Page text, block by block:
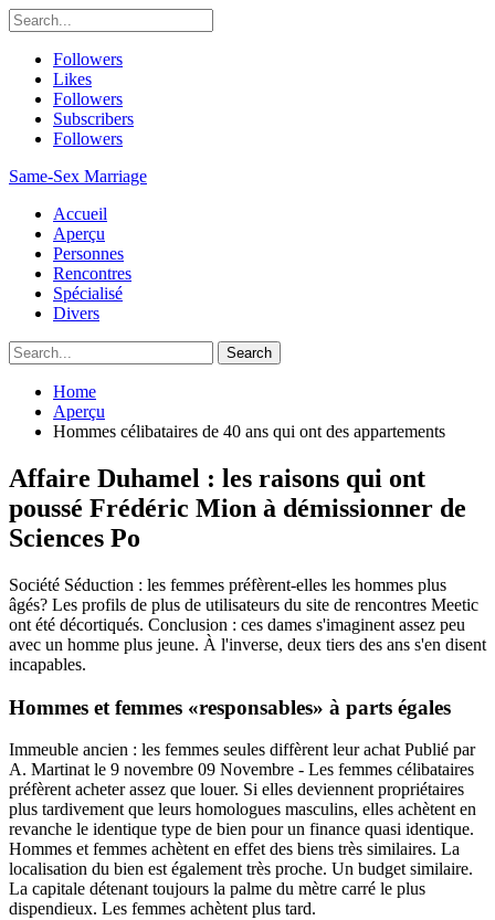
Followers
Likes
Followers
Subscribers
Followers
Same-Sex Marriage
Accueil
Aperçu
Personnes
Rencontres
Spécialisé
Divers
Home
Aperçu
Hommes célibataires de 40 ans qui ont des appartements
Affaire Duhamel : les raisons qui ont
poussé Frédéric Mion à démissionner de
Sciences Po
Société Séduction : les femmes préfèrent-elles les hommes plus
âgés? Les profils de plus de utilisateurs du site de rencontres Meetic
ont été décortiqués. Conclusion : ces dames s'imaginent assez peu
avec un homme plus jeune. À l'inverse, deux tiers des ans s'en disent
incapables.
Hommes et femmes «responsables» à parts égales
Immeuble ancien : les femmes seules diffèrent leur achat Publié par
A. Martinat le 9 novembre 09 Novembre - Les femmes célibataires
préfèrent acheter assez que louer. Si elles deviennent propriétaires
plus tardivement que leurs homologues masculins, elles achètent en
revanche le identique type de bien pour un finance quasi identique.
Hommes et femmes achètent en effet des biens très similaires. La
localisation du bien est également très proche. Un budget similaire.
La capitale détenant toujours la palme du mètre carré le plus
dispendieux. Les femmes achètent plus tard.